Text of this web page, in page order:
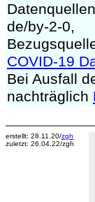
de/by-2-0,
COVID-19
Bei Ausfall
nachträglich
erstellt: 28.11.20/zgh
zuletzt: 26.04.22/zgh